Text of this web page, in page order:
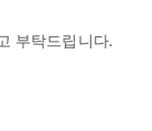
부탁드립니다.